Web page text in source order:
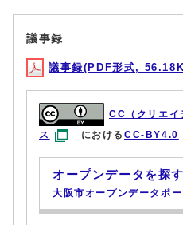
議事録
議事録(PDF形式,
CC（クリエイ
ス
におけるCC-BY4.0
オープンデータを探す
大阪市オープンデータポ